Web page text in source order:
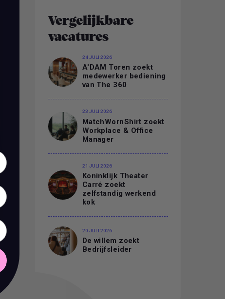
Vergelijkbare
vacatures
24 JULI 2026
A'DAM Toren zoekt
medewerker bediening
van The 360
23 JULI 2026
MatchWornShirt zoekt
Workplace & Office
Manager
21 JULI 2026
Koninklijk Theater
Carré zoekt
zelfstandig werkend
kok
20 JULI 2026
De willem zoekt
Bedrijfsleider